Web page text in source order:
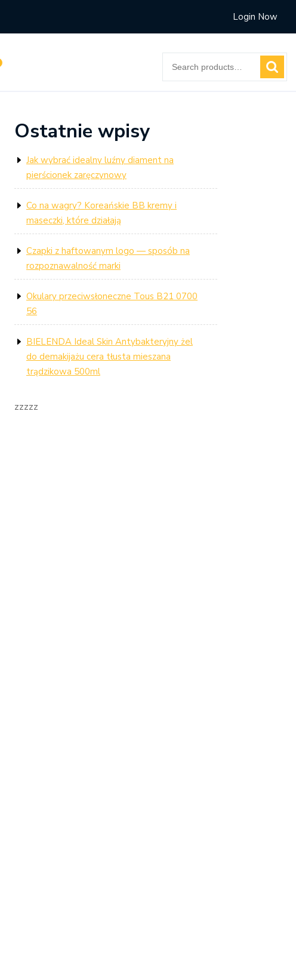
Login Now
for:
Ostatnie wpisy
Jak wybrać idealny luźny diament na
pierścionek zaręczynowy
Co na wagry? Koreańskie BB kremy i
maseczki, które działają
Czapki z haftowanym logo — sposób na
rozpoznawalność marki
Okulary przeciwsłoneczne Tous B21 0700
56
BIELENDA Ideal Skin Antybakteryjny żel
do demakijażu cera tłusta mieszana
trądzikowa 500ml
zzzzz